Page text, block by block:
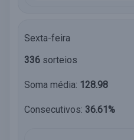
Sexta-feira
336 sorteios
Soma média: 128.98
Consecutivos: 36.61%